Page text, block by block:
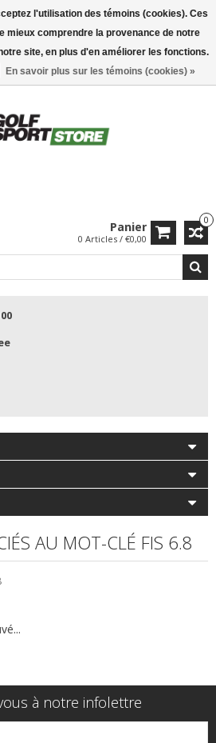
0
Panier
0 Articles / €0,00
AU MOT-CLÉ FIS 6.8
à notre infolettre
l'utilisation des témoins (cookies). Ces
mieux comprendre la provenance de notre
site, en plus d'en améliorer les fonctions.
En savoir plus sur les témoins (cookies) »